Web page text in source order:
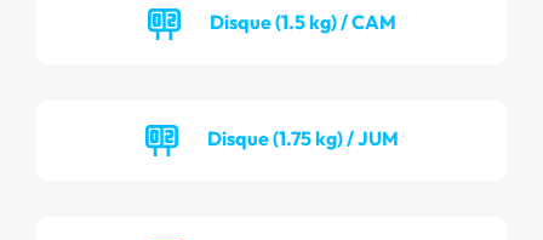
Disque (1.5 kg) / CAM
Disque (1.75 kg) / JUM